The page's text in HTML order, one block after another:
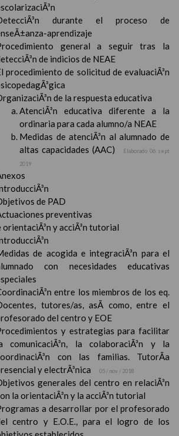
durante el proceso de
aprendizaje
general a seguir tras la
de indicios de NEAE
procedimiento de solicitud de evaluaciÃ³n
de la respuesta educativa
AtenciÃ³n educativa diferente a la
ordinaria para cada alumno/a NEAE
Medidas de atenciÃ³n al alumnado de
altas capacidades (AAC)
Elaborado 06 sept
2019
de PAD
preventivas
orientaciÃ³n y acciÃ³n tutorial
de acogida e integraciÃ³n para el
con necesidades educativas
entre los miembros de los eq.
tutores/as, asÃ­ como, entre el
del centro y EOE
y estrategias para facilitar
comunicaciÃ³n, la colaboraciÃ³n y la
con las familias. TutorÃ­a
y electrÃ³nica
05 / nov / 2018
generales del centro en relaciÃ³n
la orientaciÃ³n y la acciÃ³n tutorial
a desarrollar por el profesorado
centro y E.O.E., para el logro de los